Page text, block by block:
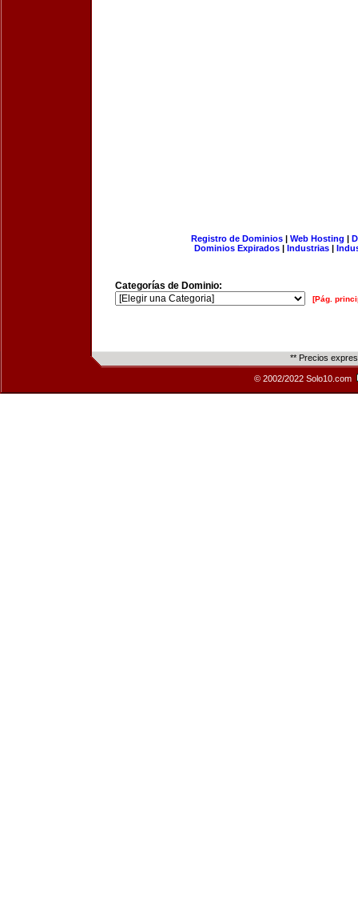
Registro de Dominios| Web Hosting |
Dominios Expirados | Industrias |
Categorías de Dominio:
[Pág.
** Precios
© 2002/2022 Solo10.com